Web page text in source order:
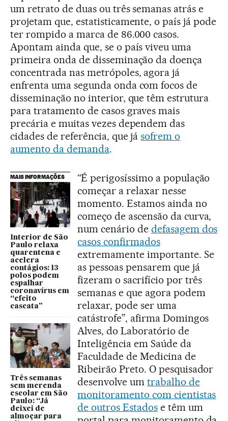
um retrato de duas ou três semanas atrás e
projetam que, estatisticamente, o país já pode
ter rompido a marca de 86.000 casos.
Apontam ainda que, se o país viveu uma
primeira onda de disseminação da doença
concentrada nas metrópoles, agora já
enfrenta uma segunda onda com focos de
disseminação no interior, que têm estrutura
para tratamento de casos graves mais
precária e muitas vezes dependem das
cidades de referência, que jásofrem o
aumento da demanda.
MAIS INFORMAÇÕES
Interior de São
Paulo relaxa
quarentena e
acelera
contágios: 13
polos podem
espalhar
coronavírus em
“efeito
cascata"
Três semanas
sem merenda
escolar em São
Paulo: “Já
deixei de
almoçar para
“É perigosíssimo a população
começar a relaxar nesse
momento. Estamos ainda no
começo de ascensão da curva,
num cenário de defasagem dos
casos confirmados
extremamente importante. Se
as pessoas pensarem que já
fizeram o sacrifício por três
semanas e que agora podem
relaxar, pode ser uma
catástrofe”, afirma Domingos
Alves, do Laboratório de
Inteligência em Saúde da
Faculdade de Medicina de
Ribeirão Preto. O pesquisador
desenvolve um trabalho de
monitoramento com cientistas
de outros Estadose têm um